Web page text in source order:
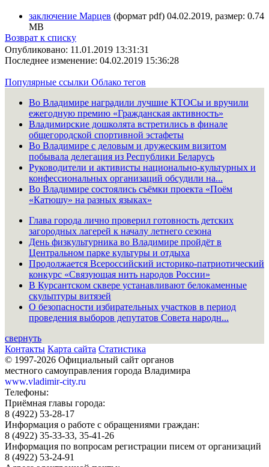
заключение Марцев (формат pdf) 04.02.2019, размер: 0.74
MB
Возврат к списку
Опубликовано: 11.01.2019 13:31:31
Последнее изменение: 04.02.2019 15:36:28
Популярные ссылки Облако тегов
Во Владимире наградили лучшие КТОСы и вручили
ежегодную премию «Гражданская активность»
Владимирские дошколята встретились в финале
общегородской спортивной эстафеты
Во Владимире с деловым и дружеским визитом
побывала делегация из Республики Беларусь
Руководители и активисты национально-культурных и
конфессиональных организаций обсудили на...
Во Владимире состоялись съёмки проекта «Поём
«Катюшу» на разных языках»
Глава города лично проверил готовность детских
загородных лагерей к началу летнего сезона
День физкультурника во Владимире пройдёт в
Центральном парке культуры и отдыха
Продолжается Всероссийский историко-патриотический
конкурс «Связующая нить народов России»
В Курсантском сквере устанавливают белокаменные
скульптуры витязей
О безопасности избирательных участков в период
проведения выборов депутатов Совета народн...
свернуть
Контакты Карта сайта Статистика
© 1997-2026 Официальный сайт органов
местного самоуправления города Владимира
www.vladimir-city.ru
Телефоны:
Приёмная главы города:
8 (4922) 53-28-17
Информация о работе с обращениями граждан:
8 (4922) 35-33-33, 35-41-26
Информация по вопросам регистрации писем от организаций
8 (4922) 53-24-91